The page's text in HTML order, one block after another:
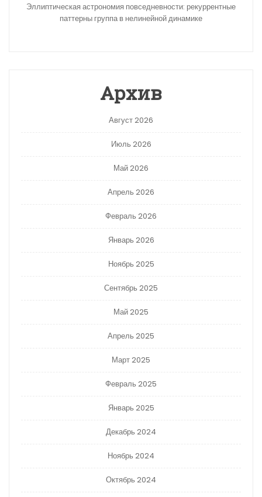
Эллиптическая астрономия повседневности: рекуррентные
паттерны группа в нелинейной динамике
Архив
Август 2026
Июль 2026
Май 2026
Апрель 2026
Февраль 2026
Январь 2026
Ноябрь 2025
Сентябрь 2025
Май 2025
Апрель 2025
Март 2025
Февраль 2025
Январь 2025
Декабрь 2024
Ноябрь 2024
Октябрь 2024